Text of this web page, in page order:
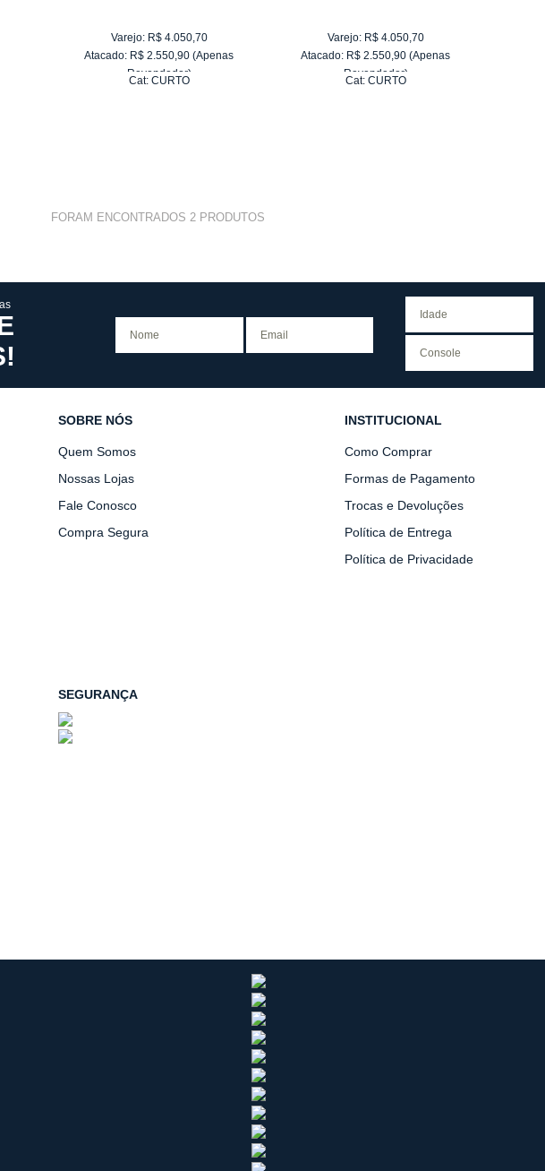
Varejo: R$ 4.050,70
Atacado: R$ 2.550,90 (Apenas
Revendedor)
Cat: CURTO
Varejo: R$ 4.050,70
Atacado: R$ 2.550,90 (Apenas
Revendedor)
Cat: CURTO
FORAM ENCONTRADOS 2PRODUTOS
SOBRE NÓS
Quem Somos
Nossas Lojas
Fale Conosco
Compra Segura
INSTITUCIONAL
Como Comprar
Formas de Pagamento
Trocas e Devoluções
Política de Entrega
Política de Privacidade
SEGURANÇA